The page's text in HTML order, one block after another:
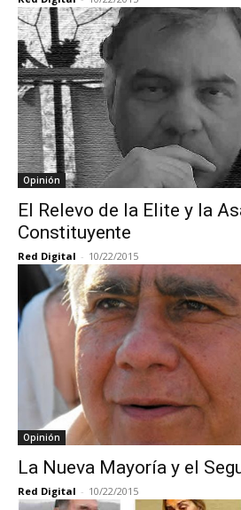
Opinión
El Relevo de la Elite y la
Constituyente
Red Digital - 10/22/2015
Opinión
La Nueva Mayoría y el
Red Digital - 10/22/2015